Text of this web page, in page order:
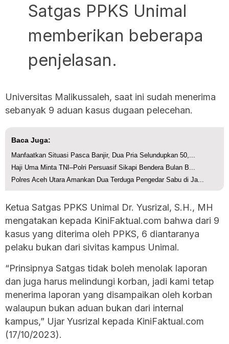
Satgas PPKS Unimal
memberikan beberapa
penjelasan.
Universitas Malikussaleh, saat ini sudah menerima
sebanyak 9 aduan kasus dugaan pelecehan.
Baca Juga:
Manfaatkan Situasi Pasca Banjir, Dua Pria Selundupkan 50,...
Haji Uma Minta TNI–Polri Persuasif Sikapi Bendera Bulan B...
Polres Aceh Utara Amankan Dua Terduga Pengedar Sabu di Ja...
Ketua Satgas PPKS Unimal Dr. Yusrizal, S.H., MH
mengatakan kepada KiniFaktual.com bahwa dari 9
kasus yang diterima oleh PPKS, 6 diantaranya
pelaku bukan dari sivitas kampus Unimal.
“Prinsipnya Satgas tidak boleh menolak laporan
dan juga harus melindungi korban, jadi kami tetap
menerima laporan yang disampaikan oleh korban
walaupun bukan aduan bukan dari internal
kampus,” Ujar Yusrizal kepada KiniFaktual.com
(17/10/2023).